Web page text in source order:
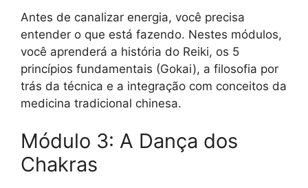
Antes de canalizar energia, você precisa
entender o que está fazendo. Nestes módulos,
você aprenderá a história do Reiki, os 5
princípios fundamentais (Gokai), a filosofia por
trás da técnica e a integração com conceitos da
medicina tradicional chinesa.
Módulo 3: A Dança dos
Chakras